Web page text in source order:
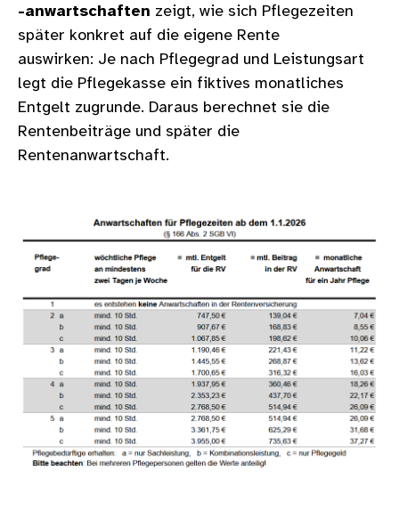
-anwartschaften zeigt, wie sich Pflegezeiten
später konkret auf die eigene Rente
auswirken: Je nach Pflegegrad und Leistungsart
legt die Pflegekasse ein fiktives monatliches
Entgelt zugrunde. Daraus berechnet sie die
Rentenbeiträge und später die
Rentenanwartschaft.